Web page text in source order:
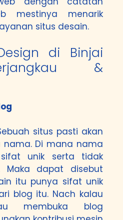
mestinya menarik
situs desain.
di Binjai
&
situs pasti akan
Di mana nama
unik serta tidak
Maka dapat disebut
itu punya sifat unik
blog itu. Nach kalau
membuka blog